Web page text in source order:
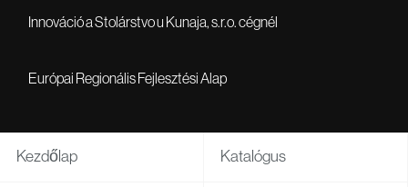
Innováció a Stolárstvo u Kunaja, s.r.o. cégnél
Európai Regionális Fejlesztési Alap
Kezdőlap Katalógus